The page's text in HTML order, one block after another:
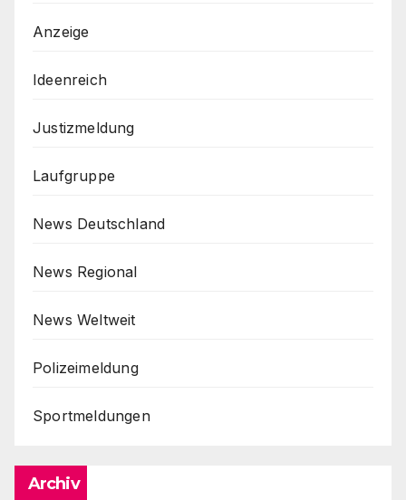
Anzeige
Ideenreich
Justizmeldung
Laufgruppe
News Deutschland
News Regional
News Weltweit
Polizeimeldung
Sportmeldungen
Archiv